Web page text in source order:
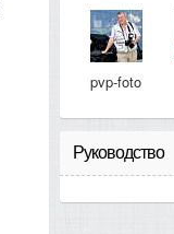
pvp-foto
Руководство